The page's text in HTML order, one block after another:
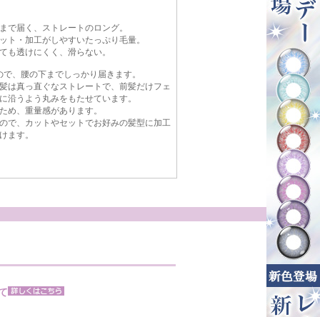
で届く、ストレートのロング。
ト・加工がしやすいたっぷり毛量。
も透けにくく、滑らない。
、腰の下までしっかり届きます。
は真っ直ぐなストレートで、前髪だけフェ
沿うよう丸みをもたせています。
め、重量感があります。
で、カットやセットでお好みの髪型に加工
ます。